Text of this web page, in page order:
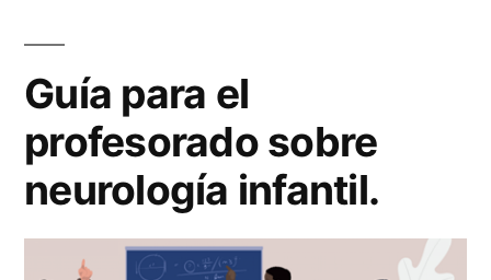
Guía para el
profesorado sobre
neurología infantil.